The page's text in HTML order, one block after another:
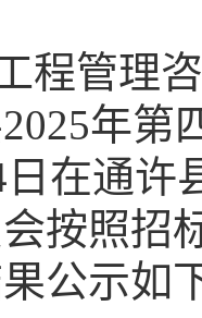
程管理
2025年第
日在通许
按照招
公示如